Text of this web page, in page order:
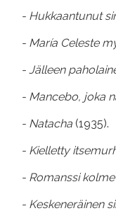
- Hukkaantunut
- María Celeste
- Jälleen
- Mancebo, joka
- Natacha (1935).
- Kielletty
- Romanssi
- Keskeneräinen